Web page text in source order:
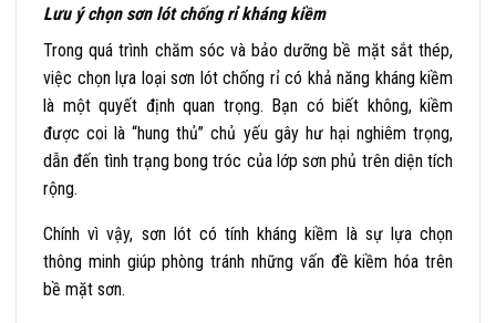
Lưu ý chọn sơn lót chống rỉ kháng kiềm
Trong quá trình chăm sóc và bảo dưỡng bề mặt sắt thép,
việc chọn lựa loại sơn lót chống rỉ có khả năng kháng kiềm
là một quyết định quan trọng. Bạn có biết không, kiềm
được coi là “hung thủ” chủ yếu gây hư hại nghiêm trọng,
dẫn đến tình trạng bong tróc của lớp sơn phủ trên diện tích
rộng.
Chính vì vậy, sơn lót có tính kháng kiềm là sự lựa chọn
thông minh giúp phòng tránh những vấn đề kiềm hóa trên
bề mặt sơn.